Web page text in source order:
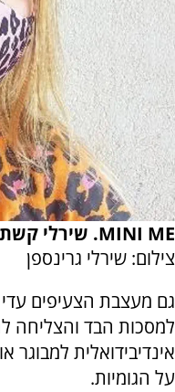
MINI ME. שירלי קשתות
צילום: שירלי גרינספן
גם מעצבת הצעיפים
למסכות הבד והצליחה
אינדיבידואלית
על הגומיות.